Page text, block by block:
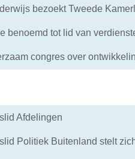
bezoekt Tweede
benoemd tot lid van
congres over
Afdelingen
Politiek Buitenland stelt